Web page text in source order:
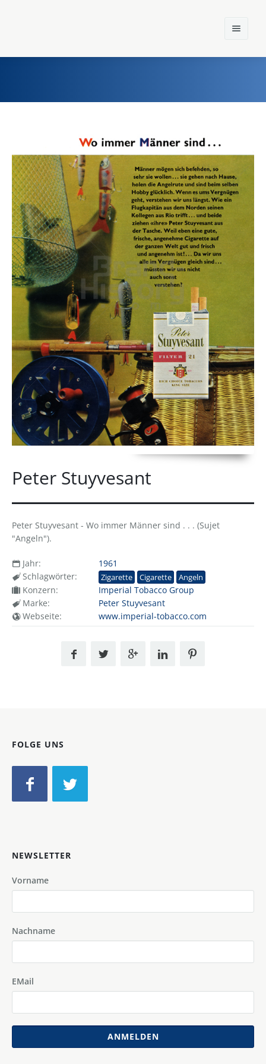
Marken
Konzerne
Epoche
Peter Stuyvesant
Peter Stuyvesant - Wo immer Männer sind . . . (Sujet
"Angeln").
Jahr:
1961
Schlagwörter:
Zigarette Cigarette Angeln
Konzern:
Imperial Tobacco Group
Marke:
Peter Stuyvesant
Webseite:
www.imperial-tobacco.com
FOLGE UNS
NEWSLETTER
Vorname
Nachname
EMail
ANMELDEN